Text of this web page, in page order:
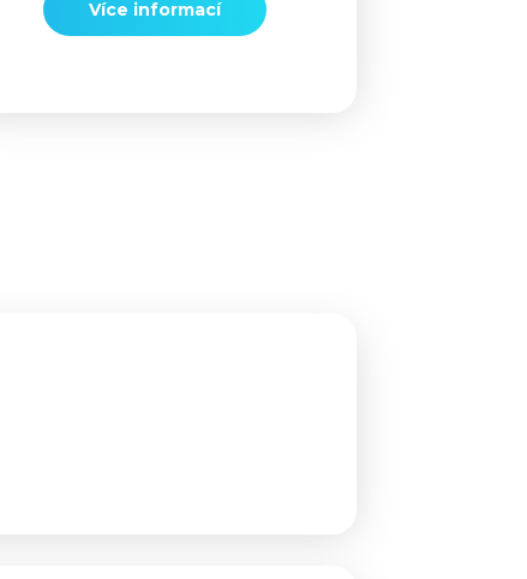
Více informací